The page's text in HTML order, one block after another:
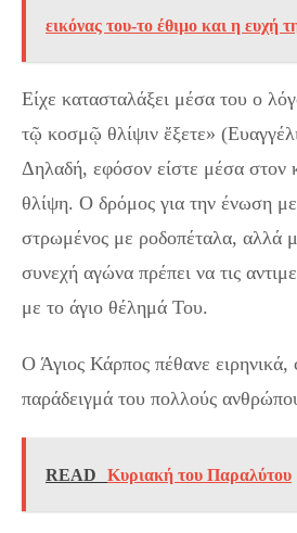
εικόνας του-το έθιμο και η ευχή
Είχε κατασταλάξει μέσα του ο
τῷ κοσμῷ θλίψιν ἔξετε»
Δηλαδή, εφόσον είστε μέσα στον
θλίψη. Ο δρόμος για την ένωση με
στρωμένος με ροδοπέταλα, αλλά
συνεχή αγώνα πρέπει να τις
με το άγιο θέλημά Του.
Ο Άγιος Κάρπος πέθανε ειρηνικά,
παράδειγμά του πολλούς
READ Κυριακή του Παραλύτου